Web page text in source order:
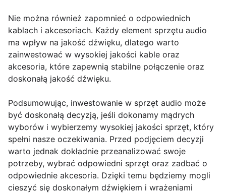
Nie można również zapomnieć o odpowiednich
kablach i akcesoriach. Każdy element sprzętu audio
ma wpływ na jakość dźwięku, dlatego warto
zainwestować w wysokiej jakości kable oraz
akcesoria, które zapewnią stabilne połączenie oraz
doskonałą jakość dźwięku.
Podsumowując, inwestowanie w sprzęt audio może
być doskonałą decyzją, jeśli dokonamy mądrych
wyborów i wybierzemy wysokiej jakości sprzęt, który
spełni nasze oczekiwania. Przed podjęciem decyzji
warto jednak dokładnie przeanalizować swoje
potrzeby, wybrać odpowiedni sprzęt oraz zadbać o
odpowiednie akcesoria. Dzięki temu będziemy mogli
cieszyć się doskonałym dźwiękiem i wrażeniami